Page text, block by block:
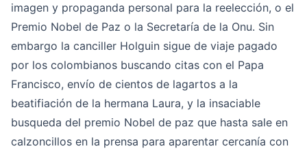
imagen y propaganda personal para la reelección, o el
Premio Nobel de Paz o la Secretaría de la Onu. Sin
embargo la canciller Holguin sigue de viaje pagado
por los colombianos buscando citas con el Papa
Francisco, envío de cientos de lagartos a la
beatifiación de la hermana Laura, y la insaciable
busqueda del premio Nobel de paz que hasta sale en
calzoncillos en la prensa para aparentar cercanía con